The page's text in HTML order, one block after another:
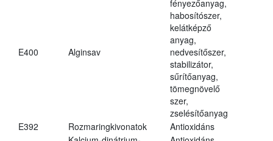
E400 Alginsav
fényezőanyag,
habosítószer,
kelátképző
anyag,
nedvesítőszer,
stabilizátor,
sűrítőanyag,
tömegnövelő
szer,
zselésítőanyag
E392
Rozmaringkivonatok Antioxidáns